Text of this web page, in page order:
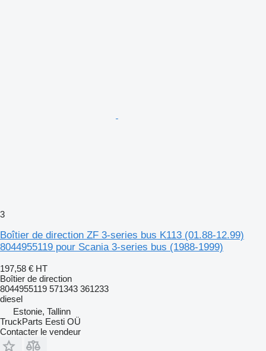
3
Boîtier de direction ZF 3-series bus K113 (01.88-12.99)
8044955119 pour Scania 3-series bus (1988-1999)
197,58 € HT
Boîtier de direction
8044955119 571343 361233
diesel
Estonie, Tallinn
TruckParts Eesti OÜ
Contacter le vendeur